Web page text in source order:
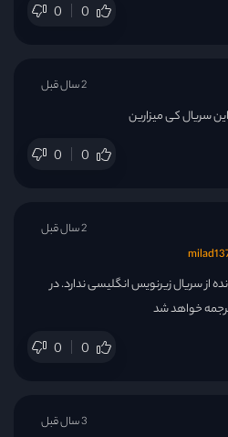
0 0
سریال کی میزارین
0 0
2 سال قبل
از سریال زیرنویس انگلیسی ندارد. در
خواهد شد
0 0
2 سال قبل
3 سال قبل